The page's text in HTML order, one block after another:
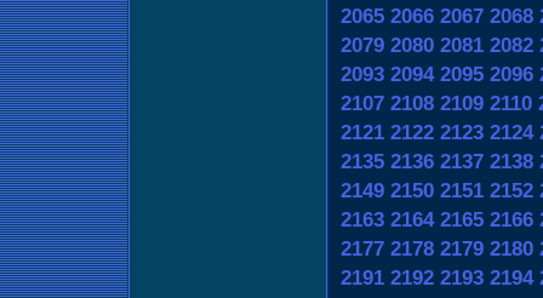
2065 2066 2067 2068
2079 2080 2081 2082
2093 2094 2095 2096
2107 2108 2109 2110
2121 2122 2123 2124
2135 2136 2137 2138
2149 2150 2151 2152
2163 2164 2165 2166
2177 2178 2179 2180
2191 2192 2193 2194